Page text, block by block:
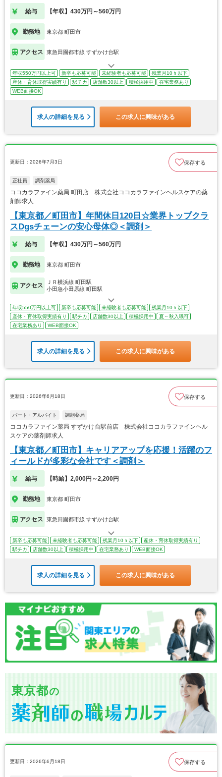
給与 【年収】430万円～560万円
勤務地 東京都 町田市
アクセス 東急田園都市線 すずかけ台駅
年収550万円以上可 新卒も応募可能 未経験者も応募可能
残業月10ｈ以下
産休・育休取得実績有り
駅チカ 店舗数30以上 積極採用中
在宅業務あり
WEB面接OK
求人の詳細を見る この求人に興味がある
更新日：2026年7月3日 保存する
正社員 調剤薬局
ココカラファイン薬局 町田店 株式会社ココカラファインヘルスケアの薬
剤師求人
【東京都／町田市】年間休日120日☆業界トップクラ
スDgsチェーンの安心母体◎＜調剤＞
給与 【年収】430万円～560万円
勤務地 東京都 町田市
アクセス
ＪＲ横浜線 町田駅
小田急小田原線 町田駅
年収550万円以上可 新卒も応募可能 未経験者も応募可能
残業月10ｈ以下
産休・育休取得実績有り
駅チカ 店舗数30以上 積極採用中
夏～秋入職可
在宅業務あり
WEB面接OK
求人の詳細を見る この求人に興味がある
更新日：2026年6月18日 保存する
パート・アルバイト 調剤薬局
ココカラファイン薬局 すずかけ台駅前店 株式会社ココカラファインヘル
スケアの薬剤師求人
【東京都／町田市】キャリアアップを応援！活躍のフ
ィールドが多彩な会社です＜調剤＞
給与 【時給】2,000円～2,200円
勤務地 東京都 町田市
アクセス 東急田園都市線 すずかけ台駅
新卒も応募可能 未経験者も応募可能 残業月10ｈ以下
産休・育休取得実績有り
駅チカ
店舗数30以上 積極採用中 在宅業務あり WEB面接OK
求人の詳細を見る この求人に興味がある
東京都の
更新日：2026年6月18日 保存する